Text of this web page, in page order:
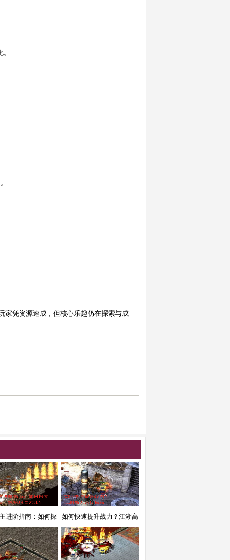
家凭资源速成，但核心乐趣仍在探索与成
进阶指南：如何探
秘技，纵横玛法大
陆？
如何快速提升战力？江湖高
人亲传秘籍